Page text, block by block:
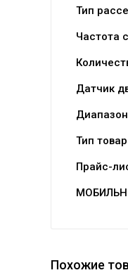
Тип
Частота
Датчик
Тип
Прайс-
Похожие